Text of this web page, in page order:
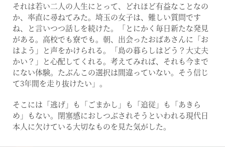
それは若い二人の人生にとって、どれほど有益なことなの
か、率直に尋ねてみた。埼玉の女子は、難しい質問です
ね、と言いつつ話しを続けた。「とにかく毎日新たな発見
がある。高校でも寮でも。朝、出会ったおばあさんに「お
はよう」と声をかけられる。「島の暮らしはどう？大丈夫
かい？」と心配してくれる。考えてみれば、それも今まで
にない体験。たぶんこの選択は間違っていない。そう信じ
て3年間を走り抜けたい」。
そこには「逃げ」も「ごまかし」も「追従」も「あきら
め」もない。閉塞感におしつぶされそうといわれる現代日
本人に欠けている大切なものを見た気がした。